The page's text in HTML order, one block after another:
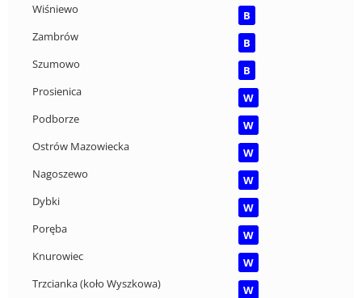
Wiśniewo
B
Zambrów
B
Szumowo
B
Prosienica
W
Podborze
W
Ostrów Mazowiecka
W
Nagoszewo
W
Dybki
W
Poręba
W
Knurowiec
W
Trzcianka (koło Wyszkowa)
W